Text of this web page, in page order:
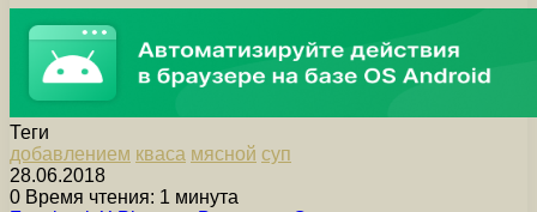
Теги
добавлением кваса мясной суп
28.06.2018
0 Время чтения: 1 минута